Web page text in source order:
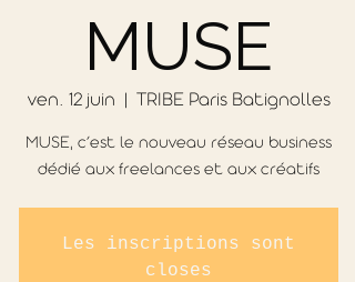
MUSE
ven. 12 juin
  |
TRIBE Paris Batignolles
MUSE, c’est le nouveau réseau business
dédié aux freelances et aux créatifs
Les inscriptions sont
closes